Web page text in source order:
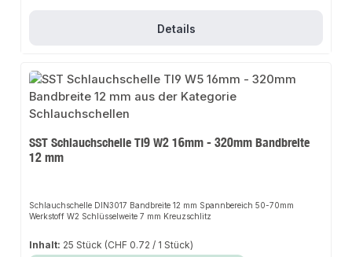
Details
SST Schlauchschelle TI9 W2 16mm - 320mm Bandbreite
12 mm
Schlauchschelle DIN3017 Bandbreite 12 mm Spannbereich 50-70mm
Werkstoff W2 Schlüsselweite 7 mm Kreuzschlitz
Inhalt: 25 Stück (CHF 0.72 / 1 Stück)